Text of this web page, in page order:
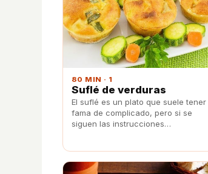
80 MIN · 1
Suflé de verduras
El suflé es un plato que suele tener
fama de complicado, pero si se
siguen las instrucciones
delicioso.